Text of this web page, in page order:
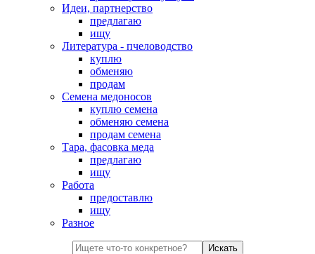
Идеи, партнерство
предлагаю
ищу
Литература - пчеловодство
куплю
обменяю
продам
Семена медоносов
куплю семена
обменяю семена
продам семена
Тара, фасовка меда
предлагаю
ищу
Работа
предоставлю
ищу
Разное
Искать